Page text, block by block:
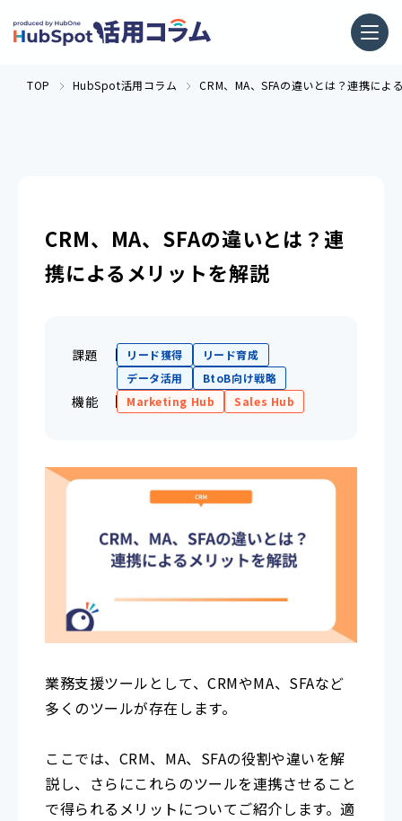
TOP HubSpot活用コラム CRM、MA、SFAの違いとは？連携によ
CRM、MA、SFAの違いとは？連
携によるメリットを解説
課題 リード獲得
リード育成
データ活用
BtoB向け戦略
機能 Marketing Hub Sales Hub
業務支援ツールとして、CRMやMA、SFAなど
多くのツールが存在します。
ここでは、CRM、MA、SFAの役割や違いを解
説し、さらにこれらのツールを連携させること
で得られるメリットについてご紹介します。適